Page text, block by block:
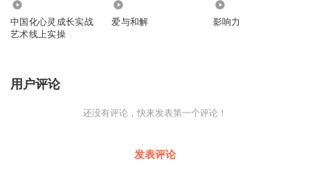
中国化心灵成长实战
艺术线上实操
爱与和解 影响力
用户评论
还没有评论，快来发表第一个评论！
发表评论